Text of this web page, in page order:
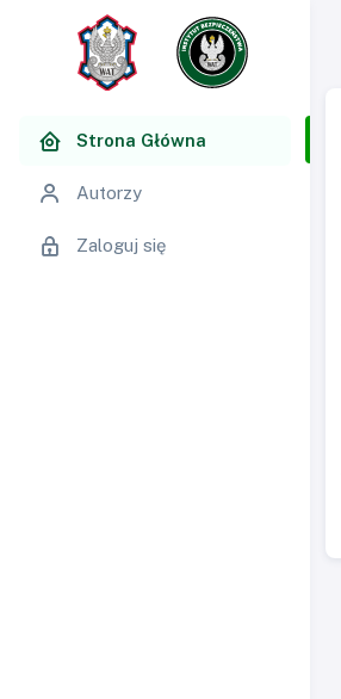
Strona Główna
Autorzy
Zaloguj się